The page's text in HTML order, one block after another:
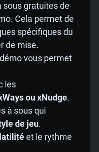
sous gratuites de
Cela permet de
spécifiques du
de mise.
vous permet
les
ou xNudge.
à sous qui
de jeu.
et le rythme